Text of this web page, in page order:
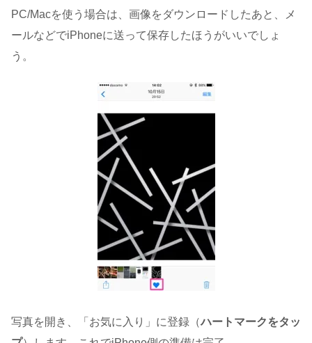
PC/Macを使う場合は、画像をダウンロードしたあと、メ
ールなどでiPhoneに送って保存したほうがいいでしょ
う。
写真を開き、「お気に入り」に登録（ハートマークをタッ